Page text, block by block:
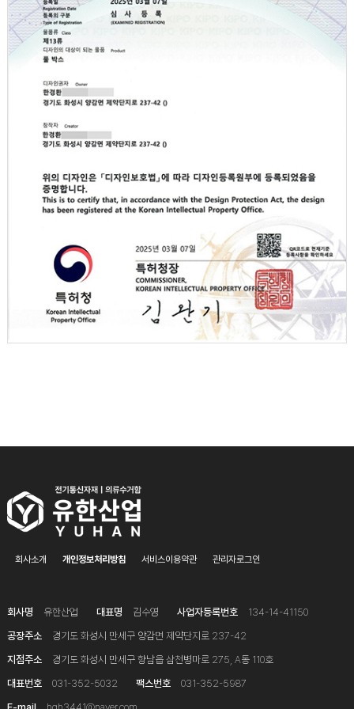
회사소개 개인정보처리방침 서비스이용약관 관리자로그인
회사명 유한산업 대표명 김수영 사업자등록번호
134-14-41150
공장주소
경기도 화성시 만세구 양감면 제약단지로 237-42
지점주소
경기도 화성시 만세구 향남읍 삼천병마로 275, A동 110호
대표번호
031-352-5032 팩스번호
031-352-5987